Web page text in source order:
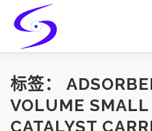
content
HOME PRODUCTS
标签：
VOLUME SMALL
CATALYST